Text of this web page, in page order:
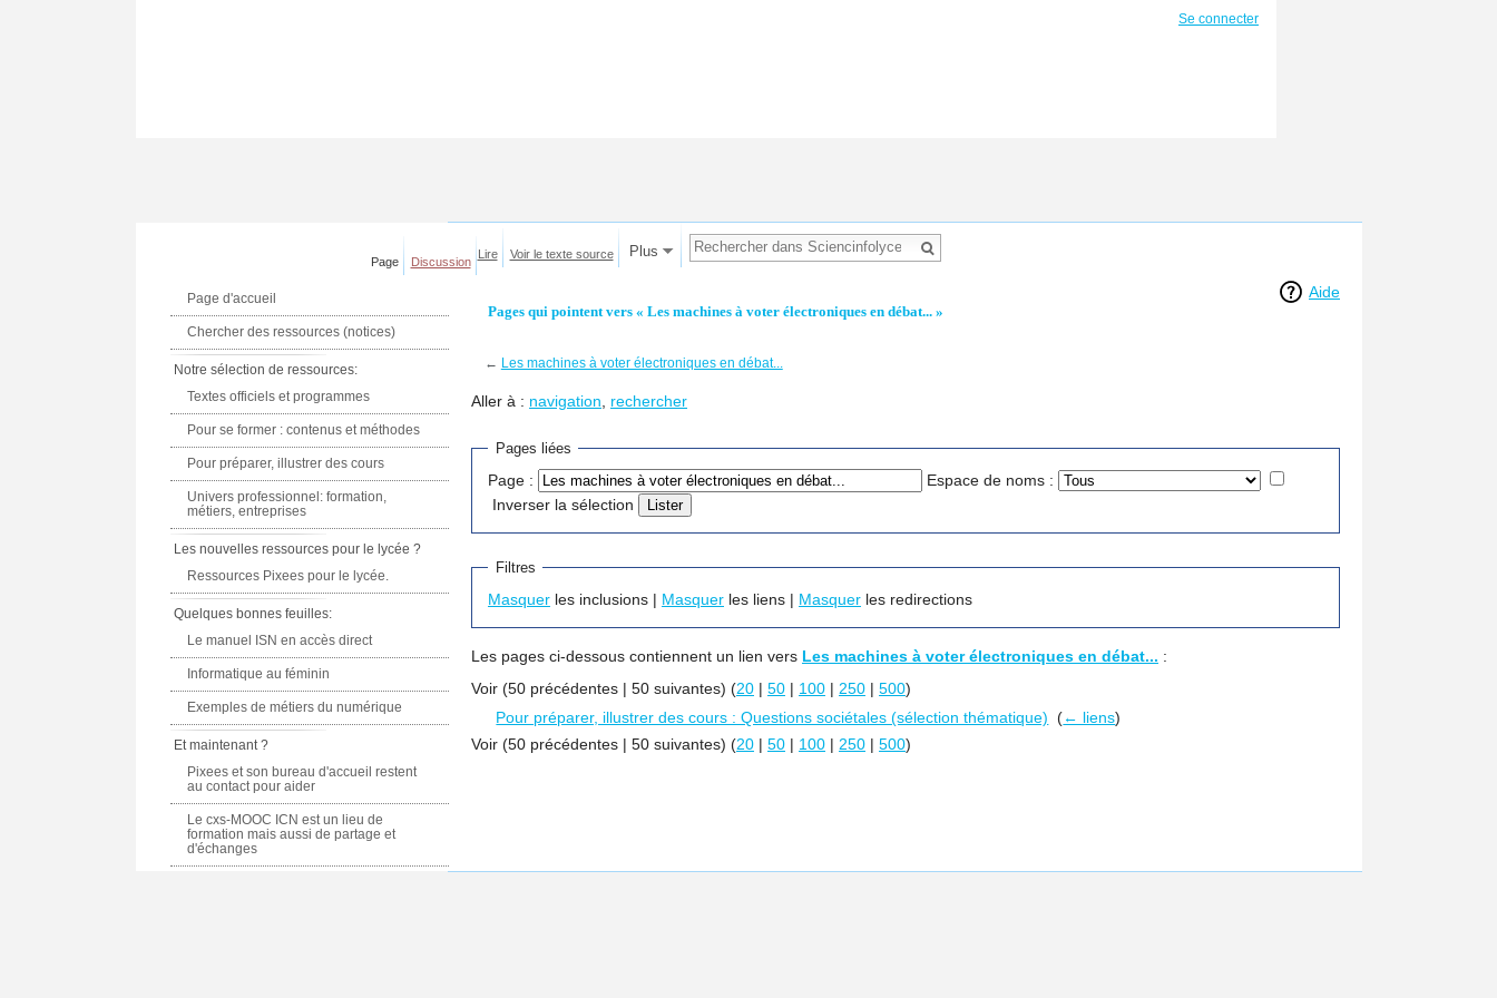
Aide
Pages qui pointent vers « Les machines à voter électroniques en débat... »
← Les machines à voter électroniques en débat...
Aller à : navigation, rechercher
Pages liées
Page :
Espace de noms :
Inverser la sélection
Filtres
Masquer les inclusions | Masquer les liens | Masquer les redirections
Les pages ci-dessous contiennent un lien vers Les machines à voter électroniques en débat... :
Voir (50 précédentes | 50 suivantes) (20 | 50 | 100 | 250 | 500)
Pour préparer, illustrer des cours : Questions sociétales (sélection thématique)
(← liens)
Voir (50 précédentes | 50 suivantes) (20 | 50 | 100 | 250 | 500)
Se connecter
Page Discussion
Lire Voir le texte source Plus
Page d'accueil
Chercher des ressources (notices)
Notre sélection de ressources:
Textes officiels et programmes
Pour se former : contenus et méthodes
Pour préparer, illustrer des cours
Univers professionnel: formation,
métiers, entreprises
Les nouvelles ressources pour le lycée ?
Ressources Pixees pour le lycée.
Quelques bonnes feuilles:
Le manuel ISN en accès direct
Informatique au féminin
Exemples de métiers du numérique
Et maintenant ?
Pixees et son bureau d'accueil restent
au contact pour aider
Le cxs-MOOC ICN est un lieu de
formation mais aussi de partage et
d'échanges